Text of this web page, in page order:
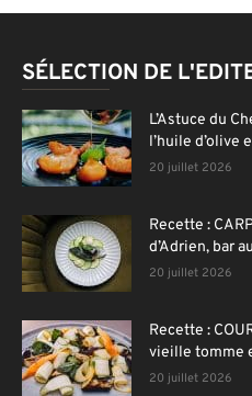
SÉLECTION DE
L’Astuce du
l’huile d’olive
20 juillet 2026
Recette :
d’Adrien, bar
20 juillet 2026
Recette :
vieille tomme
20 juillet 2026